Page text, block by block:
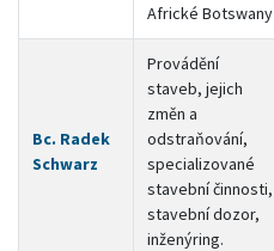
Africké Botswany
Bc. Radek
Schwarz
Provádění
staveb, jejich
změn a
odstraňování,
specializované
stavební činnosti,
stavební dozor,
inženýring.